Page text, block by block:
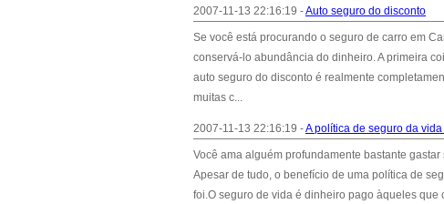
2007-11-13 22:16:19 -Auto seguro do disconto
Se você está procurando o seguro de carro em
conservá-lo abundância do dinheiro. A primeira
auto seguro do disconto é realmente
muitas c...
2007-11-13 22:16:19 -A política de seguro da
Você ama alguém profundamente bastante
Apesar de tudo, o benefício de uma política de
foi.O seguro de vida é dinheiro pago àqueles